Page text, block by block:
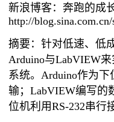
新浪博客： 奔跑的成
http://
摘要：针对低速、低
Arduino与LabVIEW
系统。Arduino作为
输；LabVIEW编写的
位机利用RS-232串行